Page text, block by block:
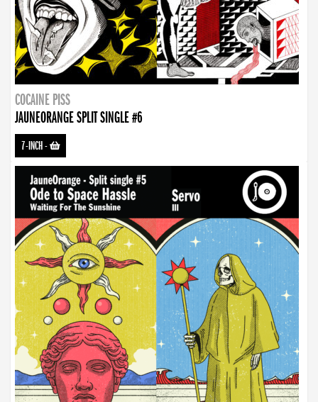
COCAINE PISS
JAUNEORANGE SPLIT SINGLE #6
7-INCH-